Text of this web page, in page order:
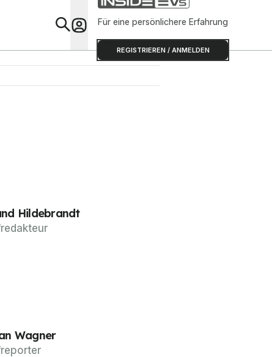
Für eine persönlichere Erfahrung
REGISTRIEREN / ANMELDEN
Hildebrandt
Wagner